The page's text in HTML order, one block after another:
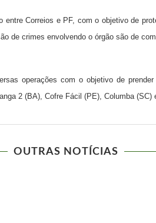
Correios e PF, com o objetivo de
de crimes envolvendo o órgão são de
operações com o objetivo de
2 (BA), Cofre Fácil (PE), Columba (SC)
OUTRAS NOTÍCIAS